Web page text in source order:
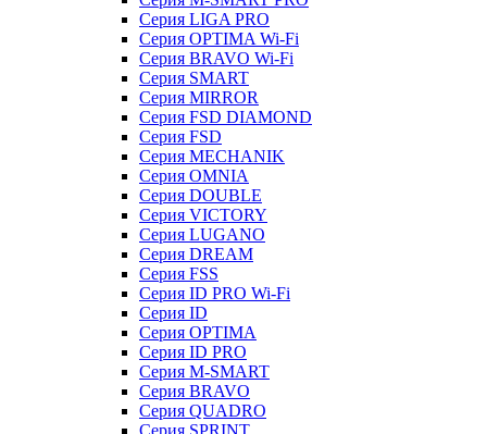
Серия LIGA PRO
Серия OPTIMA Wi-Fi
Серия BRAVO Wi-Fi
Серия SMART
Серия MIRROR
Серия FSD DIAMOND
Серия FSD
Серия MECHANIK
Серия OMNIA
Серия DOUBLE
Серия VICTORY
Серия LUGANO
Серия DREAM
Серия FSS
Серия ID PRO Wi-Fi
Серия ID
Серия OPTIMA
Серия ID PRO
Серия M-SMART
Серия BRAVO
Серия QUADRO
Серия SPRINT